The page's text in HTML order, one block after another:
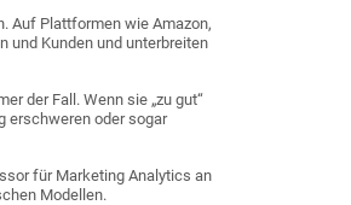
Auf Plattformen wie Amazon,
und Kunden und unterbreiten
der Fall. Wenn sie „zu gut“
erschweren oder sogar
für Marketing Analytics an
Modellen.